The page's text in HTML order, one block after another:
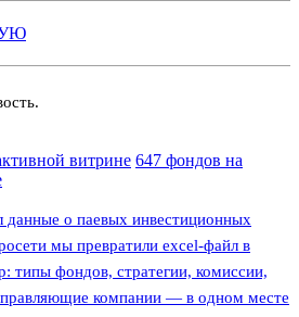
647 фондов на
данные о паевых инвестиционных
мы превратили excel-файл в
типы фондов, стратегии, комиссии,
компании — в одном месте